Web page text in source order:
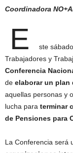
Coordinadora
E
ste
Trabajadores y
Conferencia
de elaborar un plan
aquellas personas y
lucha para terminar
de Pensiones para
La Conferencia será